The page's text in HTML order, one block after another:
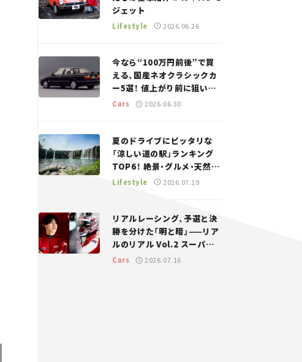
ジェット
Lifestyle 2026.06.26
今なら“100万円前後”で買
える、国産ネオクラシックカ
ー5選！ 値上がり前に狙いた
い、中古車探しをお手伝い――ち
Cars 2026.06.30
夏のドライブにピッタリな
「涼しい道の駅」ランキング
TOP6！ 絶景・グルメ・天然ク
ーラーなど、避暑におすすめ
Lifestyle 2026.07.19
リアルレーシング、予選と決
勝を分けた「明と暗」——リア
ルのリアル Vol.2 スーパー
GT 2026開幕戦 岡山国際サ
Cars 2026.07.16